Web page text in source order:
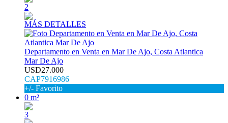
2
MÁS DETALLES
Departamento en Venta en Mar De Ajo, Costa Atlantica
Mar De Ajo
USD27.000
CAP7916986
+/- Favorito
0 m²
3